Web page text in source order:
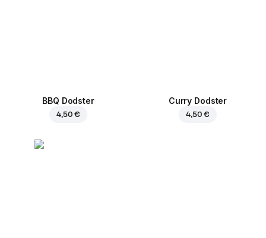
BBQ Dodster
4,50 €
Curry Dodster
4,50 €